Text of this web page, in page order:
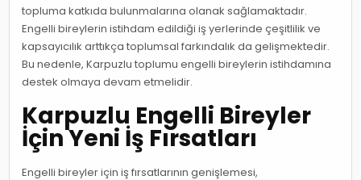
topluma katkıda bulunmalarına olanak sağlamaktadır.
Engelli bireylerin istihdam edildiği iş yerlerinde çeşitlilik ve
kapsayıcılık arttıkça toplumsal farkındalık da gelişmektedir.
Bu nedenle, Karpuzlu toplumu engelli bireylerin istihdamına
destek olmaya devam etmelidir.
Karpuzlu Engelli Bireyler
İçin Yeni İş Fırsatları
Engelli bireyler için iş fırsatlarının genişlemesi,